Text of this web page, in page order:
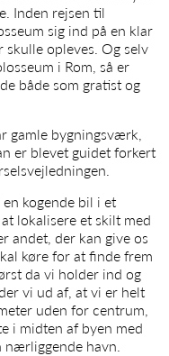
Inden rejsen til
sig ind på en klar
opleves. Og selv
i Rom, så er
både som gratist og
gamle bygningsværk,
er blevet guidet forkert
kogende bil i et
lokalisere et skilt med
andet, der kan give os
køre for at finde frem
da vi holder ind og
vi ud af, at vi er helt
uden for centrum,
i midten af byen med
nærliggende havn.